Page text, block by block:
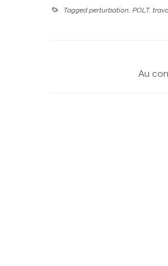
Taggedperturbation, POLT,
Au